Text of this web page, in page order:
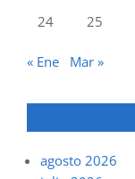
24
25
« Ene Mar »
agosto 2026